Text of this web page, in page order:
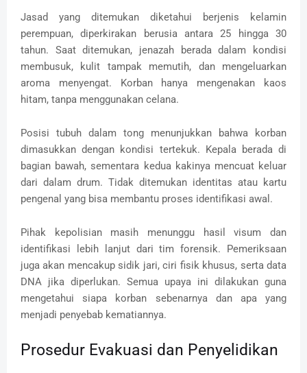
Jasad yang ditemukan diketahui berjenis kelamin
perempuan, diperkirakan berusia antara 25 hingga 30
tahun. Saat ditemukan, jenazah berada dalam kondisi
membusuk, kulit tampak memutih, dan mengeluarkan
aroma menyengat. Korban hanya mengenakan kaos
hitam, tanpa menggunakan celana.
Posisi tubuh dalam tong menunjukkan bahwa korban
dimasukkan dengan kondisi tertekuk. Kepala berada di
bagian bawah, sementara kedua kakinya mencuat keluar
dari dalam drum. Tidak ditemukan identitas atau kartu
pengenal yang bisa membantu proses identifikasi awal.
Pihak kepolisian masih menunggu hasil visum dan
identifikasi lebih lanjut dari tim forensik. Pemeriksaan
juga akan mencakup sidik jari, ciri fisik khusus, serta data
DNA jika diperlukan. Semua upaya ini dilakukan guna
mengetahui siapa korban sebenarnya dan apa yang
menjadi penyebab kematiannya.
Prosedur Evakuasi dan Penyelidikan